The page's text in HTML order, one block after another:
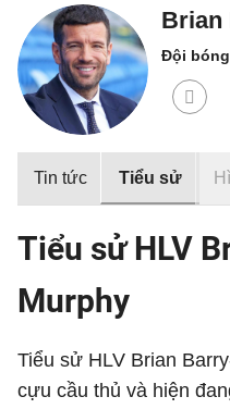
Brian
Đội
Tin tức Tiểu sử
Tiểu sử HLV
Murphy
Tiểu sử HLV Brian
cựu cầu thủ và hiện